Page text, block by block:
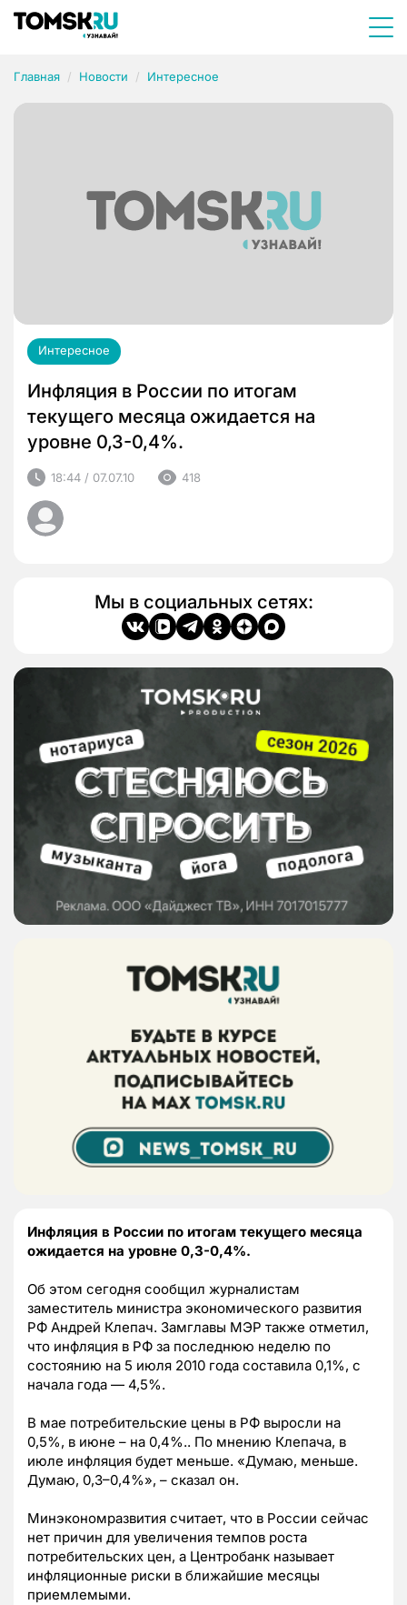
Главная Новости Интересное
Интересное
Инфляция в России по итогам
текущего месяца ожидается на
уровне 0,3-0,4%.
18:44 / 07.07.10 418
Мы в социальных сетях:
Инфляция в России по итогам текущего месяца
ожидается на уровне 0,3-0,4%.
Об этом сегодня сообщил журналистам
заместитель министра экономического развития
РФ Андрей Клепач. Замглавы МЭР также отметил,
что инфляция в РФ за последнюю неделю по
состоянию на 5 июля 2010 года составила 0,1%, с
начала года — 4,5%.
В мае потребительские цены в РФ выросли на
0,5%, в июне – на 0,4%.. По мнению Клепача, в
июле инфляция будет меньше. «Думаю, меньше.
Думаю, 0,3–0,4%», – сказал он.
Минэкономразвития считает, что в России сейчас
нет причин для увеличения темпов роста
потребительских цен, а Центробанк называет
инфляционные риски в ближайшие месяцы
приемлемыми.